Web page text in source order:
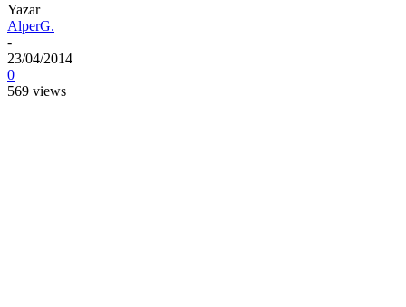
Yazar
AlperG.
-
23/04/2014
0
569 views